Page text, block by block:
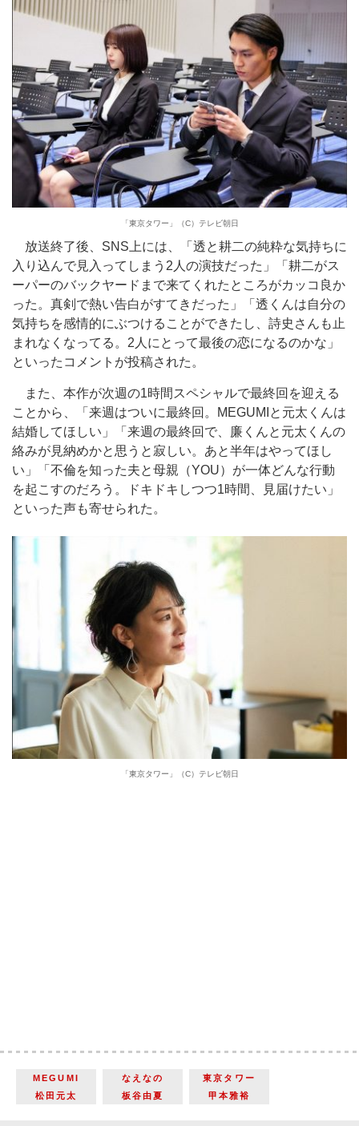
「東京タワー」（C）テレビ朝日
放送終了後、SNS上には、「透と耕二の純粋な気持ちに
入り込んで見入ってしまう2人の演技だった」「耕二がス
ーパーのバックヤードまで来てくれたところがカッコ良か
った。真剣で熱い告白がすてきだった」「透くんは自分の
気持ちを感情的にぶつけることができたし、詩史さんも止
まれなくなってる。2人にとって最後の恋になるのかな」
といったコメントが投稿された。
また、本作が次週の1時間スペシャルで最終回を迎える
ことから、「来週はついに最終回。MEGUMIと元太くんは
結婚してほしい」「来週の最終回で、廉くんと元太くんの
絡みが見納めかと思うと寂しい。あと半年はやってほし
い」「不倫を知った夫と母親（YOU）が一体どんな行動
を起こすのだろう。ドキドキしつつ1時間、見届けたい」
といった声も寄せられた。
「東京タワー」（C）テレビ朝日
MEGUMI なえなの
東京タワー
松田元太
板谷由夏 甲本雅裕